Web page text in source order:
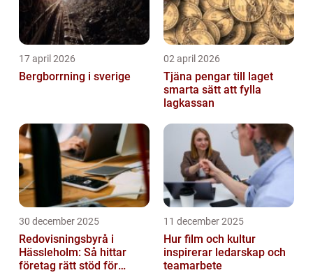
17 april 2026
Bergborrning i sverige
02 april 2026
Tjäna pengar till laget
smarta sätt att fylla
lagkassan
30 december 2025
Redovisningsbyrå i
Hässleholm: Så hittar
företag rätt stöd för
11 december 2025
Hur film och kultur
inspirerar ledarskap och
teamarbete